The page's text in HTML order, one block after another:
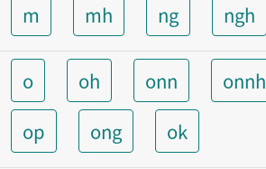
m mh ng ngh
o oh onn onnh
op
ong ok